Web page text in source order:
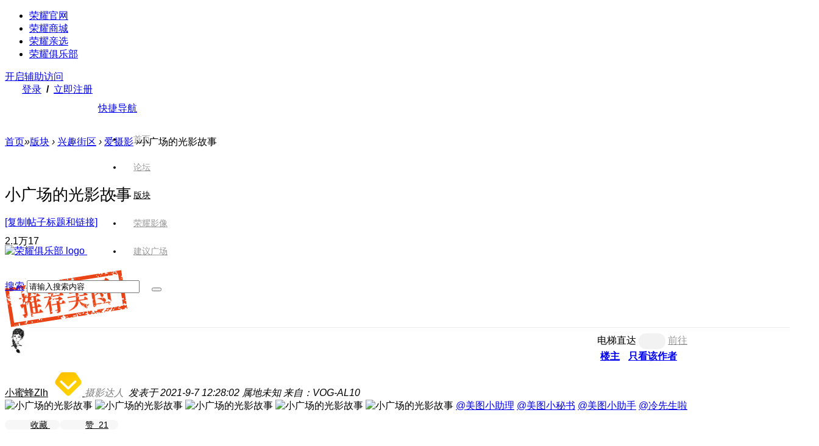
荣耀官网
荣耀商城
荣耀亲选
荣耀俱乐部
开启辅助访问
登录 / 立即注册
快捷导航
首页
论坛
版块
荣耀影像
建议广场
搜索
首页»版块 › 兴趣街区 › 爱摄影 ›小广场的光影故事
小广场的光影故事
[复制帖子标题和链接]
2.1万17
电梯直达
前往
楼主
只看该作者
小蜜蜂Zlh 摄影达人 发表于 2021-9-7 12:28:02 属地未知 来自：VOG-AL10
@美图小助理 @美图小秘书 @美图小助手 @冷先生啦
收藏 赞 21